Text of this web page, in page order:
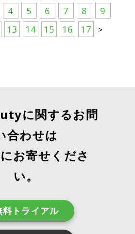
な学習のメリットを最大限に活
防ぎ、問題が発生した場合に迅
になる。出典：PagerDuty
トファブリックが構築され、Pa
タープライズの中枢神経系と
けることが保証される。出典：
手順に関するインサイト情報を
期アクセスの申し込みはこちら
Japanese in Ops Conso
情報を入力の上送信）これらの
スと運用効率の向上に大きく貢
急速に変化するビジネス環境に
用管理の重要性がますます高ま
のアップデートは、業界をリー
としてのPagerDutyの地位をさ
4 5 6 7 8
9
13 14 15 16 17 >
に関するお問
合わせは
お寄せくださ
い。
料トライアル